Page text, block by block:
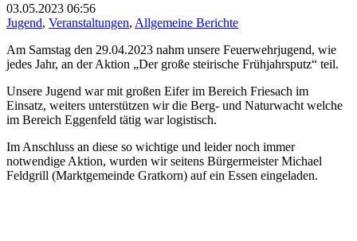
03.05.2023 06:56
Jugend, Veranstaltungen, Allgemeine Berichte
Am Samstag den 29.04.2023 nahm unsere Feuerwehrjugend, wie
jedes Jahr, an der Aktion „Der große steirische Frühjahrsputz“ teil.
Unsere Jugend war mit großen Eifer im Bereich Friesach im
Einsatz, weiters unterstützen wir die Berg- und Naturwacht welche
im Bereich Eggenfeld tätig war logistisch.
Im Anschluss an diese so wichtige und leider noch immer
notwendige Aktion, wurden wir seitens Bürgermeister Michael
Feldgrill (Marktgemeinde Gratkorn) auf ein Essen eingeladen.